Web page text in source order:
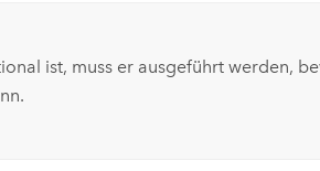
ist, muss er ausgeführt werden,